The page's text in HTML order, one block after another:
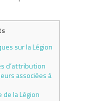
sur la Légion
d’attribution
associées à
la Légion